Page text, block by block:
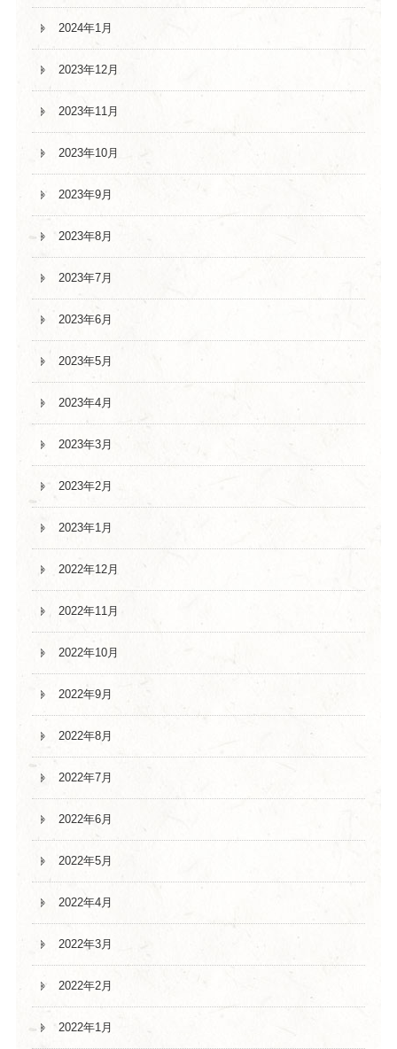
2024年1月
2023年12月
2023年11月
2023年10月
2023年9月
2023年8月
2023年7月
2023年6月
2023年5月
2023年4月
2023年3月
2023年2月
2023年1月
2022年12月
2022年11月
2022年10月
2022年9月
2022年8月
2022年7月
2022年6月
2022年5月
2022年4月
2022年3月
2022年2月
2022年1月